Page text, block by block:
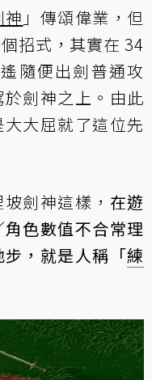
」 傳頌偉業，但
招式，其實在 34
隨便出劍普通攻
劍神之上。由此
大屈就了這位先
劍神這樣， 在遊
色數值不合常理
，就是人稱「練